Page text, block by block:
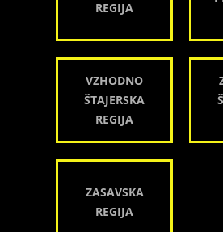
REGIJA
VZHODNO
ŠTAJERSKA
REGIJA
ZASAVSKA
REGIJA